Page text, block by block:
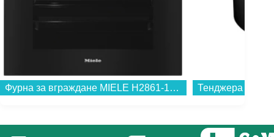
Фурна за вграждане MIELE H2861-1B D EDST/CLST 125 Edition , 76 , А+ , Електронно...